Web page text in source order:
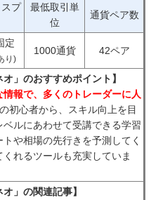
プ
最低取引単
位
通貨ペア数
定
り)
1000通貨 42ペア
」のおすすめポイント】
報で、多くのトレーダーに人
初心者から、スキル向上を目
ルにあわせて受講できる学習
や相場の先行きを予測してく
れるツールも充実していま
」の関連記事】